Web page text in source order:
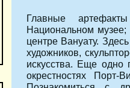
Главные
Национальном музее;
центре Вануату.
художников,
искусства. Еще одно
окрестностях